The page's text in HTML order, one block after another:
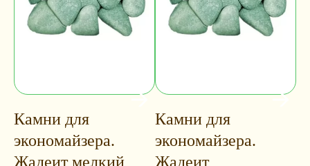
Камни для
экономайзера.
Жадеит мелкий
Камни для
экономайзера.
Жадеит